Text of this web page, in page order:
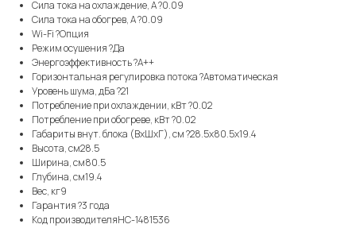
Сила тока на охлаждение, А ?0.09
Сила тока на обогрев, А ?0.09
Wi-Fi ?Опция
Режим осушения ?Да
Энергоэффективность ?A++
Горизонтальная регулировка потока ?Автоматическая
Уровень шума, дБа ?21
Потребление при охлаждении, кВт ?0.02
Потребление при обогреве, кВт ?0.02
Габариты внут. блока (ВхШхГ), см ?28.5x80.5x19.4
Высота, см28.5
Ширина, см80.5
Глубина, см19.4
Вес, кг9
Гарантия ?3 года
Код производителяНС-1481536